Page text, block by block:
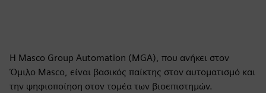
Η Masco Group Automation (MGA), που ανήκει στον
Όμιλο Masco, είναι βασικός παίκτης στον αυτοματισμό και
την ψηφιοποίηση στον τομέα των βιοεπιστημών.